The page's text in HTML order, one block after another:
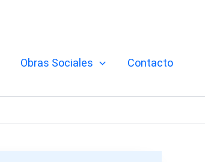
Obras Sociales Contacto